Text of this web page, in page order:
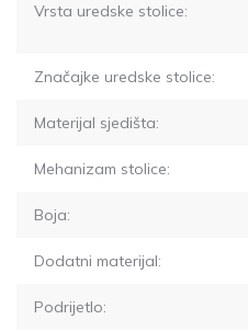
Vrsta uredske stolice:
Značajke uredske stolice:
Materijal sjedišta:
Mehanizam stolice:
Boja:
Dodatni materijal:
Podrijetlo: